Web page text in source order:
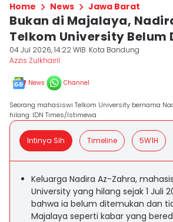
Home News Jawa Barat
Bukan di Majalaya,
Telkom University Belum
04 Jul 2026, 14:22 WIB Kota Bandung
Azzis Zulkhairil
News Channel
Seorang mahasiswi Telkom University bernama
hilang. IDN Times/Istimewa
Intinya Sih Timeline 5W1H
Keluarga Nadira Az-Zahra,
University yang hilang sejak 1 Juli
bahwa ia belum ditemukan dan
Majalaya seperti kabar yang